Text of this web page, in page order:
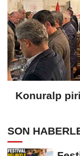
Konuralp
SON